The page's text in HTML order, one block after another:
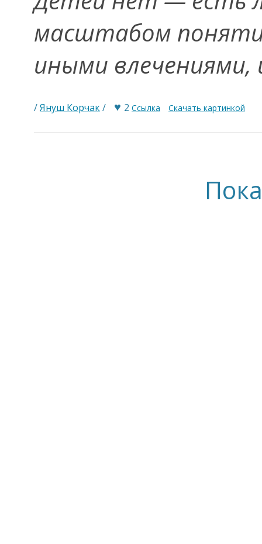
масштабом
иными
/Януш Корчак/ ♥ 2 Ссылка Скачать картинкой